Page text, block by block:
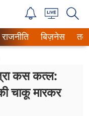
राजनीति बिज़नेस
कस ​कत्ल:
चाकू मारकर